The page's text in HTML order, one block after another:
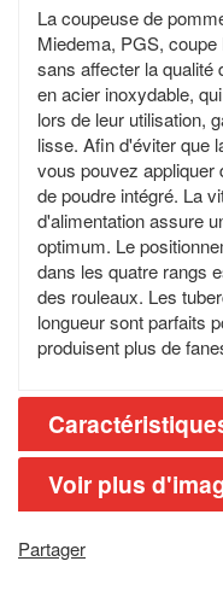
La coupeuse de
Miedema, PGS,
sans affecter la qualité
en acier inoxydable,
lors de leur utilisation,
lisse. Afin d'éviter que
vous pouvez appliquer
de poudre intégré. La
d'alimentation assure
optimum. Le
dans les quatre rangs
des rouleaux. Les
longueur sont parfaits
produisent plus de
Voir plus
Partager